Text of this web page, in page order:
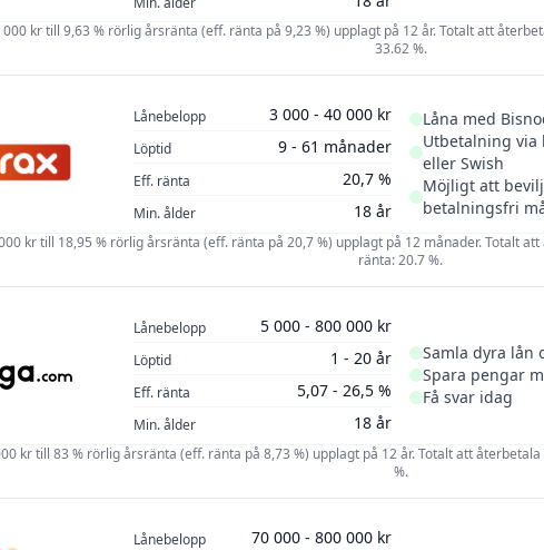
kr till 9,63 % rörlig årsränta (eff. ränta på 9,23 %) upplagt på 12 år. Totalt att
33.62 %.
Lånebelopp 3 000 - 40 000 kr
Löptid 9 - 61 månader
Eff. ränta 20,7 %
Min. ålder 18 år
Låna med
Utbetalning via
eller Swish
Möjligt att
betalningsfri
kr till 18,95 % rörlig årsränta (eff. ränta på 20,7 %) upplagt på 12 månader. Totalt
ränta: 20.7 %.
Lånebelopp 5 000 - 800 000 kr
Löptid 1 - 20 år
Eff. ränta 5,07 - 26,5 %
Min. ålder 18 år
Samla dyra lån
Spara pengar
Få svar idag
kr till 83 % rörlig årsränta (eff. ränta på 8,73 %) upplagt på 12 år. Totalt att
%.
Lånebelopp 70 000 - 800 000 kr